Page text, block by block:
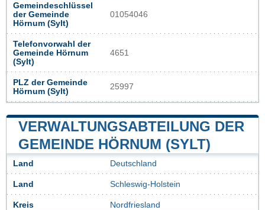
Gemeindeschlüssel
der Gemeinde
Hörnum (Sylt)
01054046
Telefonvorwahl der
Gemeinde Hörnum
(Sylt)
4651
PLZ der Gemeinde
Hörnum (Sylt)
25997
VERWALTUNGSABTEILUNG DER
GEMEINDE HÖRNUM (SYLT)
Land Deutschland
Land Schleswig-Holstein
Kreis Nordfriesland